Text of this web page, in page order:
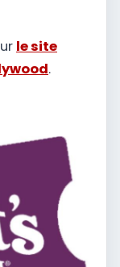
le site
.